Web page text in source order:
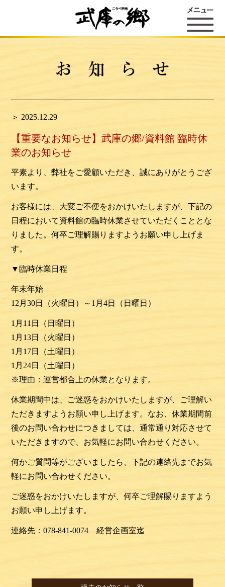
＞ 2025.12.29
【重要なお知らせ】武庫の郷/資料館 臨時休
業のお知らせ
平素より、弊社をご愛顧いただき、誠にありがとうござ
います。
お客様には、大変ご不便をおかけいたしますが、下記の
日程において資料館の臨時休業させていただくこととな
りました。何卒ご理解賜りますようお願い申し上げま
す。
▼臨時休業日程
年末年始
12月30日（火曜日）～1月4日（日曜日）
1月11日（日曜日）
1月13日 （火曜日）
1月17日 （土曜日 ）
1月24日 （土曜日 ）
※理由：運営都合上の休業となります。
休業期間中は、ご迷惑をおかけいたしますが、ご理解い
ただきますようお願い申し上げます。なお、休業期間前
後のお問い合わせにつきましては、通常通り対応させて
いただきますので、お気軽にお問い合わせください。
何かご質問等がございましたら、下記の連絡先までお気
軽にお問い合わせください。
ご迷惑をおかけいたしますが、何卒ご理解賜りますよう
お願い申し上げます。
連絡先：078-841-0074 経営企画室迄